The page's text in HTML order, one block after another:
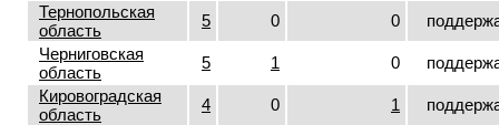
Тернопольская
область
5 0 0
Черниговская
область
5 1 0
Кировоградская
область
4 0 1